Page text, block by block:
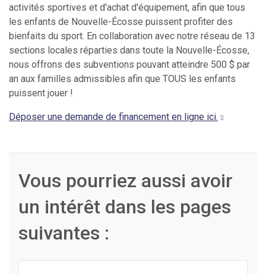
activités sportives et d'achat d'équipement, afin que tous
les enfants de Nouvelle-Écosse puissent profiter des
bienfaits du sport. En collaboration avec notre réseau de 13
sections locales réparties dans toute la Nouvelle-Écosse,
nous offrons des subventions pouvant atteindre 500 $ par
an aux familles admissibles afin que TOUS les enfants
puissent jouer !
Déposer une demande de financement en ligne ici.
Vous pourriez aussi avoir
un intérêt dans les pages
suivantes :